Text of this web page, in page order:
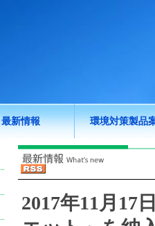
最新情報 環境対策製品
2017年11月17